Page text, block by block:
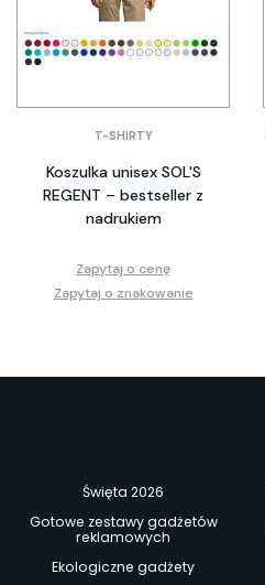
T-SHIRTY
Koszulka unisex SOL'S
REGENT – bestseller z
nadrukiem
Zapytaj o cenę
Zapytaj o znakowanie
Święta 2026
Gotowe zestawy gadżetów
reklamowych
Ekologiczne gadżety